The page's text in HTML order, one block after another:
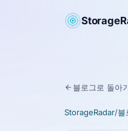
블로그로 돌아
StorageRadar/블